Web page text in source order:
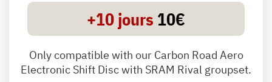
+10 jours 10€
Only compatible with our Carbon Road Aero
Electronic Shift Disc with SRAM Rival groupset.